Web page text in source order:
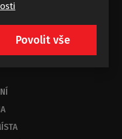
nabídky
osobních údajů.
Povolit vše